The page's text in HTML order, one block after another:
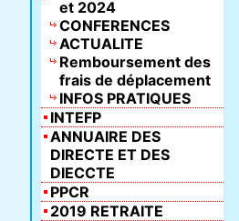
et 2024
CONFERENCES
ACTUALITE
Remboursement des
frais de déplacement
INFOS PRATIQUES
INTEFP
ANNUAIRE DES
DIRECTE ET DES
DIECCTE
PPCR
2019 RETRAITE